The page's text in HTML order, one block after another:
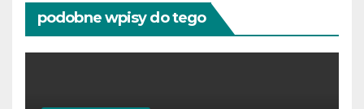
podobne wpisy do tego